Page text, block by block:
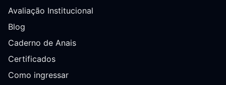
Avaliação Institucional
Blog
Caderno de Anais
Certificados
Como ingressar